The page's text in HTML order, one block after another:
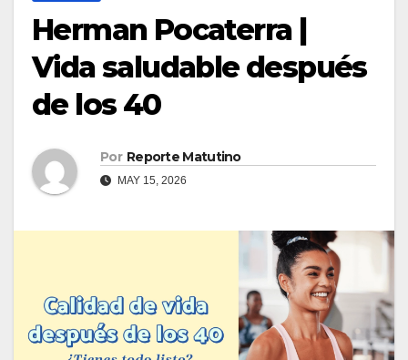
Herman Pocaterra |
Vida saludable después
de los 40
Por Reporte Matutino
MAY 15, 2026